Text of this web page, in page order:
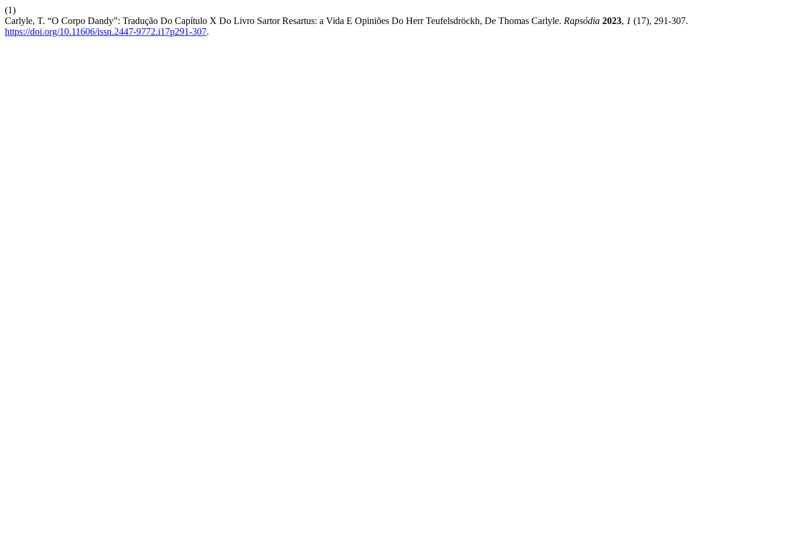
(1)
Carlyle, T. “O Corpo Dandy”: Tradução Do Capítulo X Do Livro Sartor Resartus: a Vida E Opiniões Do Herr Teufelsdröckh, De Thomas Carlyle. Rapsódia 2023, 1 (17), 291-307.
https://doi.org/10.11606/issn.2447-9772.i17p291-307.